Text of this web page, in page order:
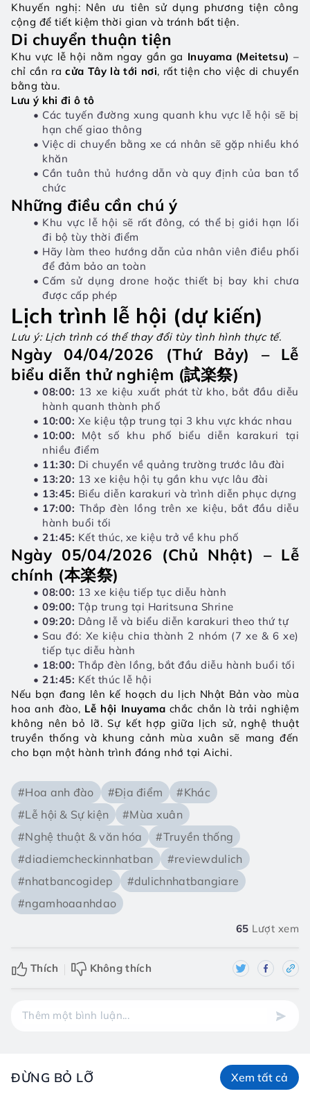
Khuyến nghị: Nên ưu tiên sử dụng phương tiện công
cộng để tiết kiệm thời gian và tránh bất tiện.
Di chuyển thuận tiện
Khu vực lễ hội nằm ngay gần ga Inuyama (Meitetsu) –
chỉ cần ra cửa Tây là tới nơi, rất tiện cho việc di chuyển
bằng tàu.
Lưu ý khi đi ô tô
Các tuyến đường xung quanh khu vực lễ hội sẽ bị
hạn chế giao thông
Việc di chuyển bằng xe cá nhân sẽ gặp nhiều khó
khăn
Cần tuân thủ hướng dẫn và quy định của ban tổ
chức
Những điều cần chú ý
Khu vực lễ hội sẽ rất đông, có thể bị giới hạn lối
đi bộ tùy thời điểm
Hãy làm theo hướng dẫn của nhân viên điều phối
để đảm bảo an toàn
Cấm sử dụng drone hoặc thiết bị bay khi chưa
được cấp phép
Lịch trình lễ hội (dự kiến)
Lưu ý: Lịch trình có thể thay đổi tùy tình hình thực tế.
Ngày 04/04/2026 (Thứ Bảy) – Lễ
biểu diễn thử nghiệm (試楽祭)
08:00: 13 xe kiệu xuất phát từ kho, bắt đầu diễu
hành quanh thành phố
10:00: Xe kiệu tập trung tại 3 khu vực khác nhau
10:00: Một số khu phố biểu diễn karakuri tại
nhiều điểm
11:30: Di chuyển về quảng trường trước lâu đài
13:20: 13 xe kiệu hội tụ gần khu vực lâu đài
13:45: Biểu diễn karakuri và trình diễn phục dựng
17:00: Thắp đèn lồng trên xe kiệu, bắt đầu diễu
hành buổi tối
21:45: Kết thúc, xe kiệu trở về khu phố
Ngày 05/04/2026 (Chủ Nhật) – Lễ
chính (本楽祭)
08:00: 13 xe kiệu tiếp tục diễu hành
09:00: Tập trung tại Haritsuna Shrine
09:20: Dâng lễ và biểu diễn karakuri theo thứ tự
Sau đó: Xe kiệu chia thành 2 nhóm (7 xe & 6 xe)
tiếp tục diễu hành
18:00: Thắp đèn lồng, bắt đầu diễu hành buổi tối
21:45: Kết thúc lễ hội
Nếu bạn đang lên kế hoạch du lịch Nhật Bản vào mùa
hoa anh đào, Lễ hội Inuyama chắc chắn là trải nghiệm
không nên bỏ lỡ. Sự kết hợp giữa lịch sử, nghệ thuật
truyền thống và khung cảnh mùa xuân sẽ mang đến
cho bạn một hành trình đáng nhớ tại Aichi.
#Hoa anh đào #Địa điểm
#Khác
#Lễ hội & Sự kiện
#Mùa xuân
#Nghệ thuật & văn hóa
#Truyền thống
#diadiemcheckinnhatban
#reviewdulich
#nhatbancogidep
#dulichnhatbangiare
#ngamhoaanhdao
65 Lượt xem
Thích Không thích
ĐỪNG BỎ LỠ Xem tất cả